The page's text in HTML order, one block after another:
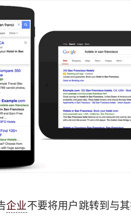
企业不要将用户跳转到与